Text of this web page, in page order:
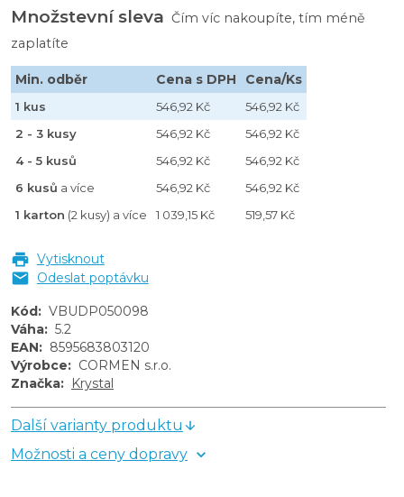
Množstevní sleva Čím víc nakoupíte, tím méně
zaplatíte
Min. odběr Cena s DPH Cena/Ks
1 kus 546,92 Kč
546,92 Kč
2 - 3 kusy
546,92 Kč
546,92 Kč
4 - 5 kusů
546,92 Kč
546,92 Kč
6 kusů a více 546,92 Kč
546,92 Kč
1 karton (2 kusy) a více 1 039,15 Kč 519,57 Kč
Vytisknout
Odeslat poptávku
Kód: VBUDP050098
Váha: 5.2
EAN: 8595683803120
Výrobce: CORMEN s.r.o.
Značka: Krystal
Další varianty produktu
Možnosti a ceny dopravy